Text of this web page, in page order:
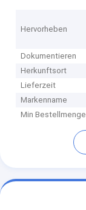
Hervorheben
Dokumentieren
Herkunftsort
Lieferzeit
Markenname
Min Bestellmenge